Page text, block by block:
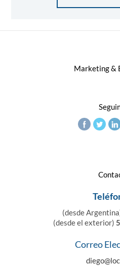
Marketing &
(desde
(desde el exterior)
Correo